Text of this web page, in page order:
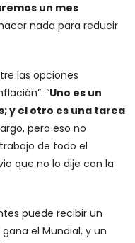
un mes
nada para reducir
las opciones
“Uno es un
y el otro es una tarea
pero eso no
de todo el
que no lo dije con la
puede recibir un
el Mundial, y un